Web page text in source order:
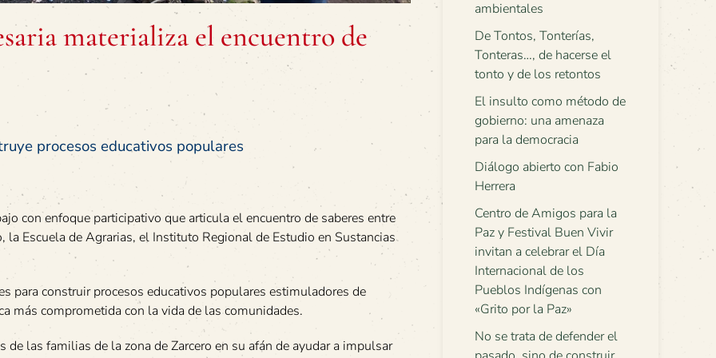
materializa el encuentro de
procesos educativos populares
con enfoque participativo que articula el encuentro de saberes entre
Escuela de Agrarias, el Instituto Regional de Estudio en Sustancias
para construir procesos educativos populares estimuladores de
más comprometida con la vida de las comunidades.
de las familias de la zona de Zarcero en su afán de ayudar a impulsar
ambientales
De Tontos, Tonterías,
Tonteras…, de hacerse el
tonto y de los retontos
El insulto como método de
gobierno: una amenaza
para la democracia
Diálogo abierto con Fabio
Herrera
Centro de Amigos para la
Paz y Festival Buen Vivir
invitan a celebrar el Día
Internacional de los
Pueblos Indígenas con
«Grito por la Paz»
No se trata de defender el